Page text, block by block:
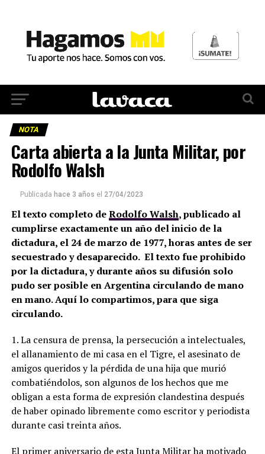
NOTA
Carta abierta a la Junta Militar, por
Rodolfo Walsh
Publicada hace 3 años el 27/04/2023
El texto completo deRodolfo Walsh, publicado al
cumplirse exactamente un año del inicio de la
dictadura, el 24 de marzo de 1977, horas antes de ser
secuestrado y desaparecido. El texto fue prohibido
por la dictadura, y durante años su difusión solo
pudo ser posible en Argentina circulando de mano
en mano. Aquí lo compartimos, para que siga
circulando.
1. La censura de prensa, la persecución a intelectuales,
el allanamiento de mi casa en el Tigre, el asesinato de
amigos queridos y la pérdida de una hija que murió
combatiéndolos, son algunos de los hechos que me
obligan a esta forma de expresión clandestina después
de haber opinado libremente como escritor y periodista
durante casi treinta años.
El primer aniversario de esta Junta Militar ha motivado